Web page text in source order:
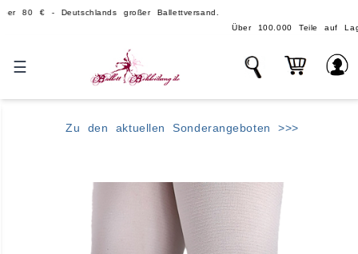
€ - Deutschlands großer Ballettversand.
Über 100.000 Teile auf Lager -
☰
Zu den aktuellen Sonderangeboten >>>